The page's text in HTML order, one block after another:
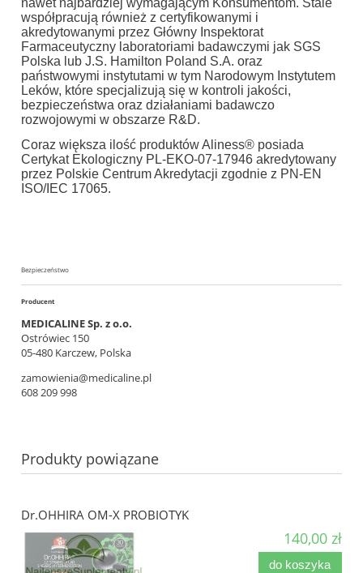
nawet najbardziej wymagającym Konsumentom. Stale
współpracują również z certyfikowanymi i
akredytowanymi przez Główny Inspektorat
Farmaceutyczny laboratoriami badawczymi jak SGS
Polska lub J.S. Hamilton Poland S.A. oraz
państwowymi instytutami w tym Narodowym Instytutem
Leków, które specjalizują się w kontroli jakości,
bezpieczeństwa oraz działaniami badawczo
rozwojowymi w obszarze R&D.
Coraz większa ilość produktów Aliness® posiada
Certykat Ekologiczny PL-EKO-07-17946 akredytowany
przez Polskie Centrum Akredytacji zgodnie z PN-EN
ISO/IEC 17065.
Bezpieczeństwo
Producent
MEDICALINE Sp. z o.o.
Ostrówiec 150
05-480 Karczew, Polska
zamowienia@medicaline.pl
608 209 998
Produkty powiązane
Dr.OHHIRA OM-X PROBIOTYK
140,00 zł
do koszyka